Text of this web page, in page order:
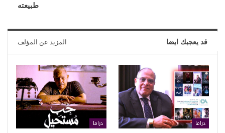
طبيعته
قد يعجبك ايضا المزيد عن المؤلف
دراما دراما